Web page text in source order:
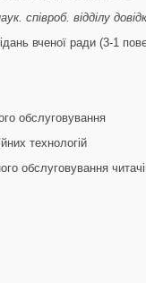
співроб. відділу
вченої ради (3-1
обслуговування
технологій
обслуговування